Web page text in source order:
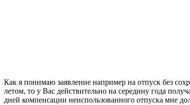
Как я понимаю заявление например на отпуск без
летом, то у Вас действительно на середину года
дней компенсации неиспользованного отпуска мне